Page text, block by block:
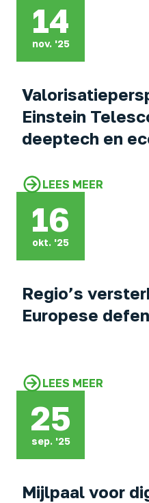
14
nov. '25
Einstein
deeptech en
LEES MEER
16
okt. '25
Regio’s
Europese
LEES MEER
25
sep. '25
Mijlpaal voor